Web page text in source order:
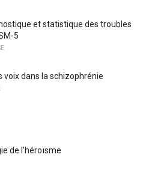
et statistique des troubles
5
voix dans la schizophrénie
de l'héroïsme